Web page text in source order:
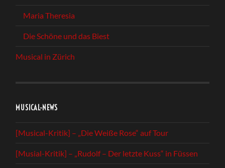
Maria Theresia
Die Schöne und das Biest
Musical in Zürich
MUSICAL-NEWS
[Musical-Kritik] – „Die Weiße Rose“ auf Tour
[Musial-Kritik] – „Rudolf – Der letzte Kuss“ in Füssen